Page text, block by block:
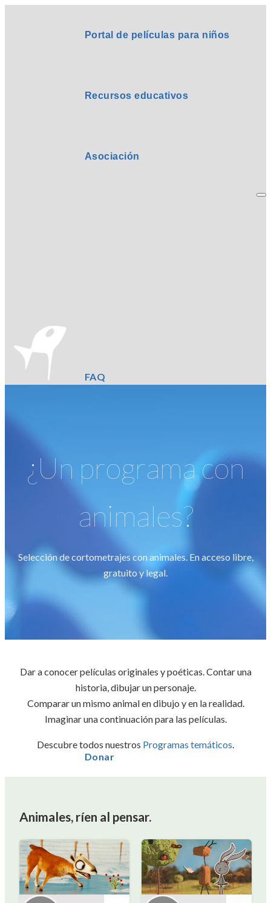
Portal de películas para niños
Recursos educativos
Asociación
FAQ
Donar
¿Un programa con
animales?
Selección de cortometrajes con animales. En acceso libre,
gratuito y legal.
Dar a conocer películas originales y poéticas. Contar una
historia, dibujar un personaje.
Comparar un mismo animal en dibujo y en la realidad.
Imaginar una continuación para las películas.
Descubre todos nuestros Programas temáticos.
Animales, ríen al pensar.